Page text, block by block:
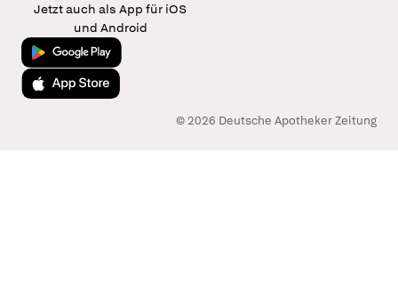
Jetzt auch als App für iOS
und Android
Jetzt bei Google Play
Laden im App Store
© 2026 Deutsche Apotheker Zeitung